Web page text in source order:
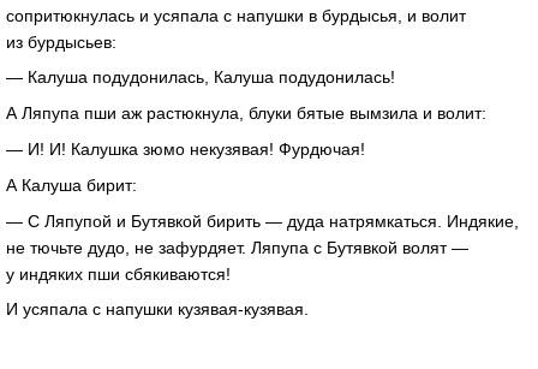
сопритюкнулась и усяпала с напушки в бурдысья, и волит
из бурдысьев:
— Калуша подудонилась, Калуша подудонилась!
А Ляпупа пши аж растюкнула, блуки бятые вымзила и волит:
— И! И! Калушка зюмо некузявая! Фурдючая!
А Калуша бирит:
— С Ляпупой и Бутявкой бирить — дуда натрямкаться. Индякие,
не тючьте дудо, не зафурдяет. Ляпупа с Бутявкой волят —
у индяких пши сбякиваются!
И усяпала с напушки кузявая-кузявая.